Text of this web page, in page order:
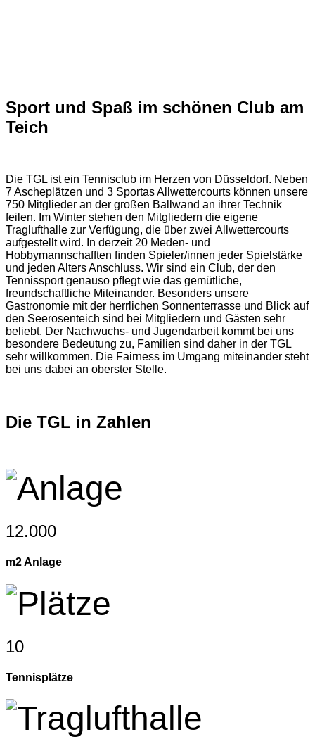
Sport und Spaß im schönen Club am
Teich
Die TGL ist ein Tennisclub im Herzen von Düsseldorf. Neben
7 Ascheplätzen und 3 Sportas Allwettercourts können unsere
750 Mitglieder an der großen Ballwand an ihrer Technik
feilen. Im Winter stehen den Mitgliedern die eigene
Traglufthalle zur Verfügung, die über zwei Allwettercourts
aufgestellt wird. In derzeit 20 Meden- und
Hobbymannschafften ﬁnden Spieler/innen jeder Spielstärke
und jeden Alters Anschluss. Wir sind ein Club, der den
Tennissport genauso pﬂegt wie das gemütliche,
freundschaftliche Miteinander. Besonders unsere
Gastronomie mit der herrlichen Sonnenterrasse und Blick auf
den Seerosenteich sind bei Mitgliedern und Gästen sehr
beliebt. Der Nachwuchs- und Jugendarbeit kommt bei uns
besondere Bedeutung zu, Familien sind daher in der TGL
sehr willkommen. Die Fairness im Umgang miteinander steht
bei uns dabei an oberster Stelle.
Die TGL in Zahlen
12.000
m2 Anlage
10
Tennisplätze